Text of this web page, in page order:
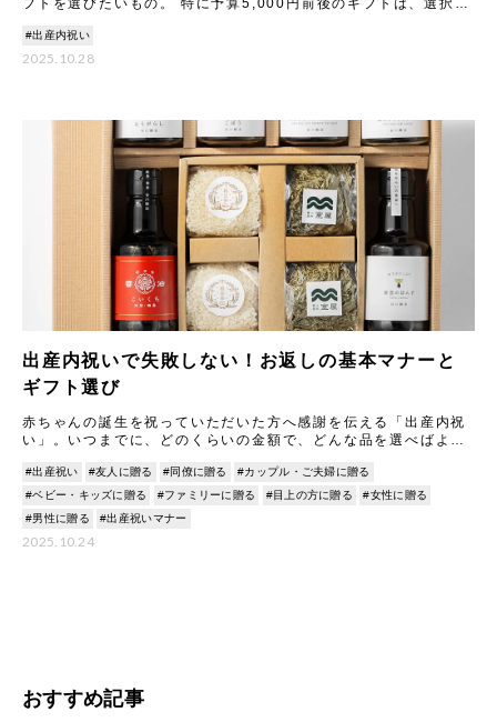
フトを選びたいもの。 特に予算5,000円前後のギフトは、選択肢
#出産内祝い
2025.10.28
出産内祝いで失敗しない！お返しの基本マナーと
ギフト選び
赤ちゃんの誕生を祝っていただいた方へ感謝を伝える「出産内祝
い」。いつまでに、どのくらいの金額で、どんな品を選べばよい
#出産祝い #友人に贈る #同僚に贈る
#カップル・ご夫婦に贈る
#ベビー・キッズに贈る
#ファミリーに贈る #目上の方に贈る
#女性に贈る
#男性に贈る
#出産祝いマナー
2025.10.24
おすすめ記事